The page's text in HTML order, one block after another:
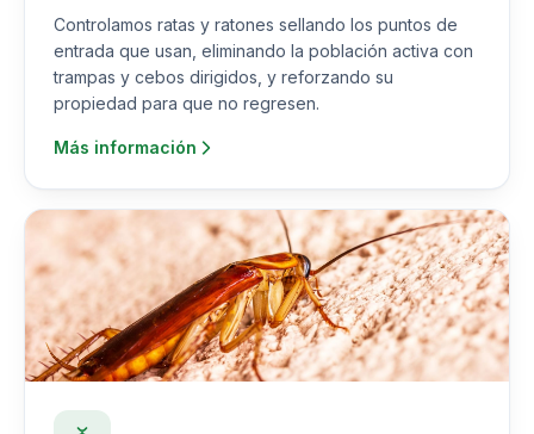
Controlamos ratas y ratones sellando los puntos de
entrada que usan, eliminando la población activa con
trampas y cebos dirigidos, y reforzando su
propiedad para que no regresen.
Más información